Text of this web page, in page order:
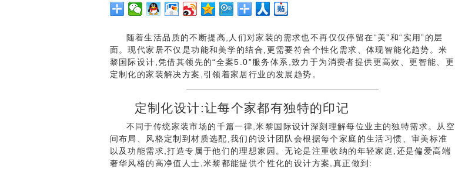
随着生活品质的不断提高,人们对家装的需求也不再仅仅停留在“美”和“实用”的层
面。现代家居不仅是功能和美学的结合,更需要符合个性化需求、体现智能化趋势。米
黎国际设计,凭借其领先的“全案5.0”服务体系,致力于为消费者提供更高效、更智能、更
定制化的家装解决方案,引领着家居行业的发展趋势。
定制化设计:让每个家都有独特的印记
不同于传统家装市场的千篇一律,米黎国际设计深刻理解每位业主的独特需求。从空
间布局、风格定制到材质选配,我们的设计团队会根据每个家庭的生活习惯、审美标准
以及功能需求,打造专属于他们的理想家园。无论是注重收纳的年轻家庭,还是偏爱高端
奢华风格的高净值人士,米黎都能提供个性化的设计方案,真正做到: